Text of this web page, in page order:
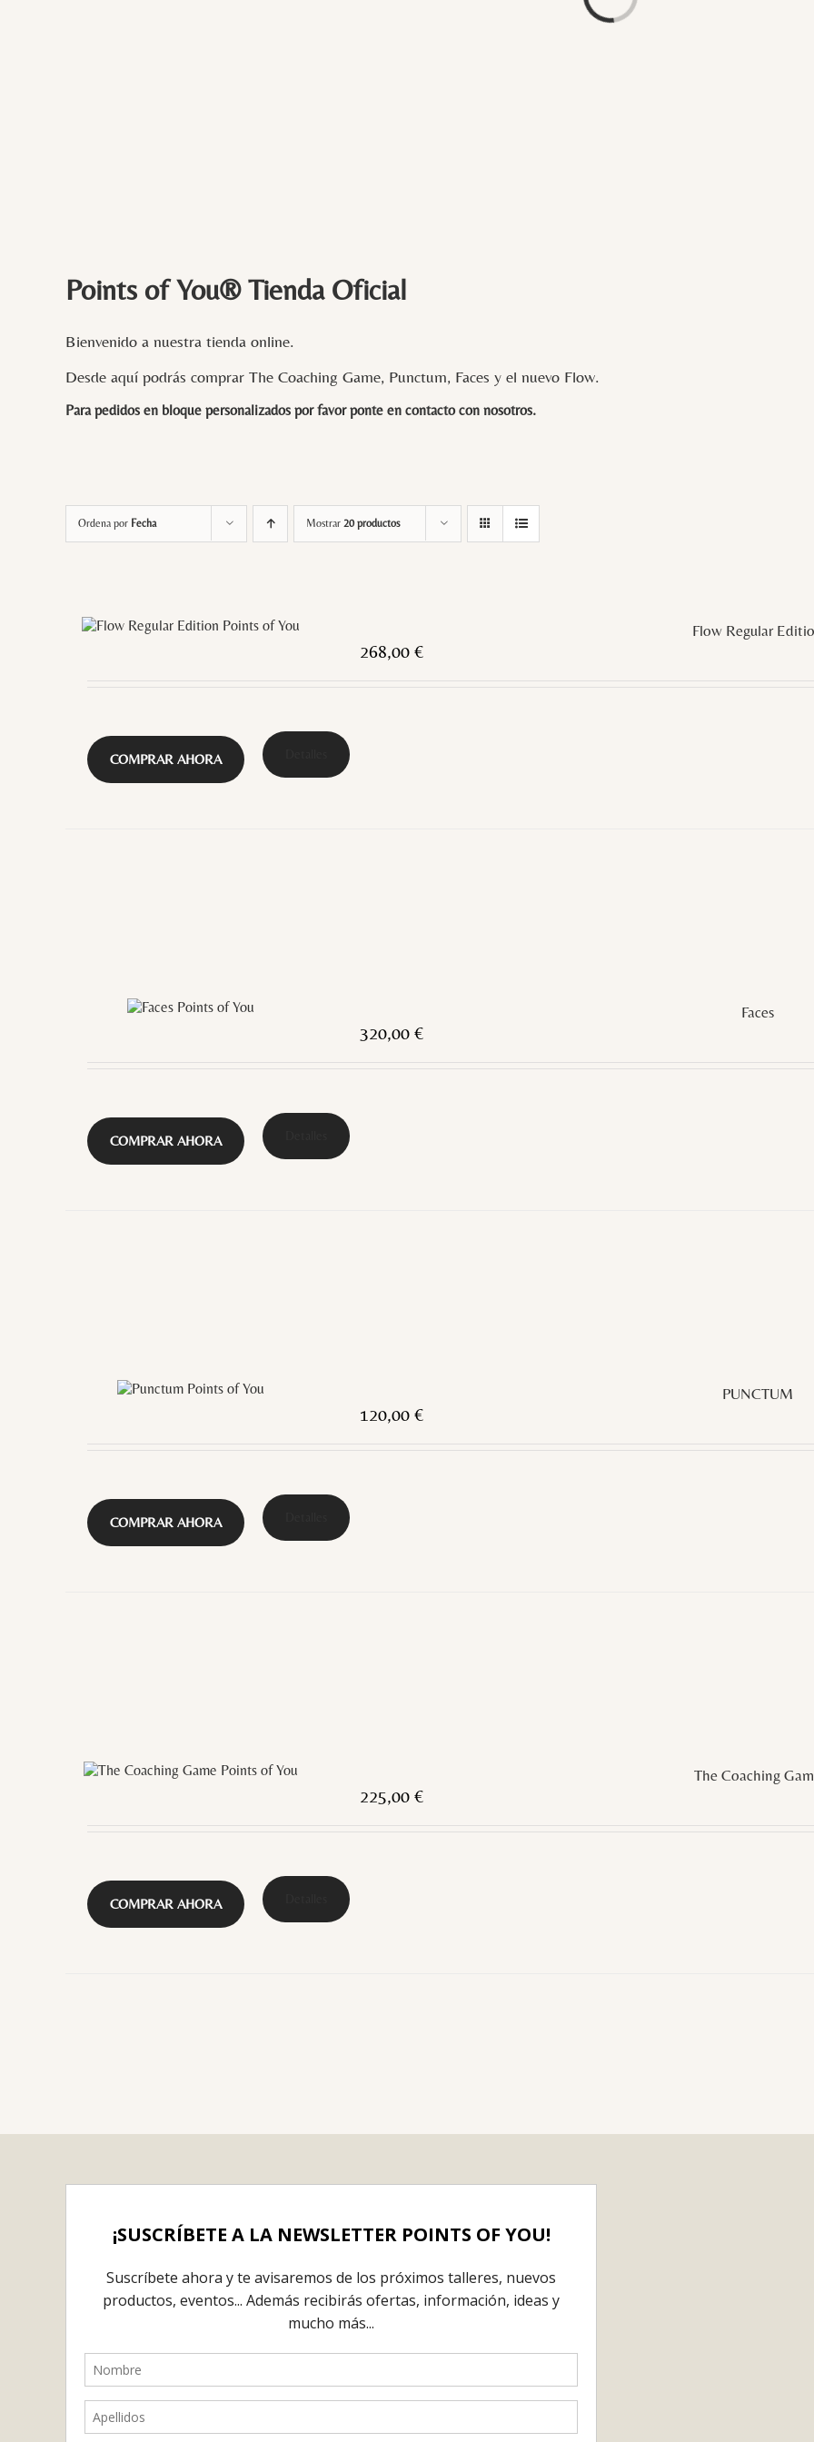
Points of You® Tienda Oficial
Bienvenido a nuestra tienda online.
Desde aquí podrás comprar The Coaching Game, Punctum, Faces y el nuevo Flow.
Para pedidos en bloque personalizados por favor ponte en contacto con nosotros.
Ordena por Fecha Mostrar 20 productos
Flow Regular
268,00 €
COMPRAR AHORA
Faces
320,00 €
COMPRAR AHORA
PUNCTUM
120,00 €
COMPRAR AHORA
The Coaching
225,00 €
COMPRAR AHORA